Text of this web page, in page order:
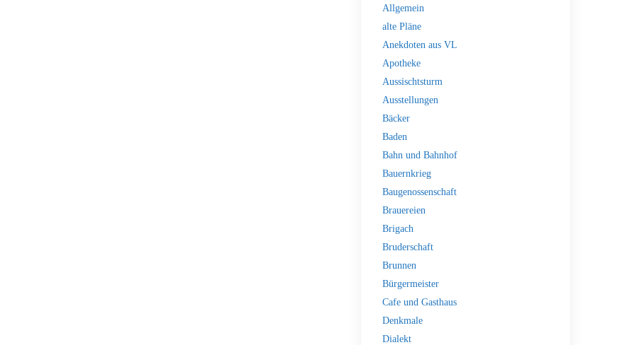
Allgemein
alte Pläne
Anekdoten aus VL
Apotheke
Aussischtsturm
Ausstellungen
Bäcker
Baden
Bahn und Bahnhof
Bauernkrieg
Baugenossenschaft
Brauereien
Brigach
Bruderschaft
Brunnen
Bürgermeister
Cafe und Gasthaus
Denkmale
Dialekt